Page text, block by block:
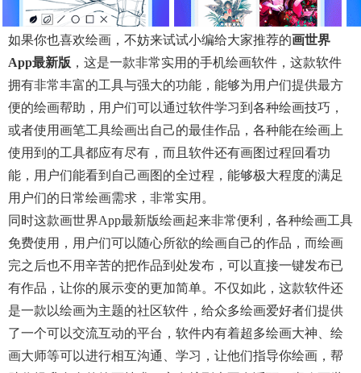
如果你也喜欢绘画，不妨来试试小编给大家推荐的画世界
App最新版 ，这是一款非常实用的手机绘画软件，这款软件
拥有非常丰富的工具与强大的功能，能够为用户们提供最方
便的绘画帮助，用户们可以通过软件学习到各种绘画技巧，
或者使用画笔工具绘画出自己的最佳作品，各种能在绘画上
使用到的工具都应有尽有，而且软件还有画图过程回看功
能，用户们能看到自己画图的全过程，能够极大程度的满足
用户们的日常绘画需求，非常实用。
同时这款画世界app最新版绘画起来非常便利，各种绘画工具
免费使用，用户们可以随心所欲的绘画自己的作品，而绘画
完之后也不用辛苦的把作品到处发布，可以直接一键发布已
有作品，让你的展示变的更加简单。不仅如此，这款软件还
是一款以绘画为主题的社区软件，给众多绘画爱好者们提供
了一个可以交流互动的平台，软件内有着超多绘画大神、绘
画大师等可以进行相互沟通、学习，让他们指导你绘画，帮